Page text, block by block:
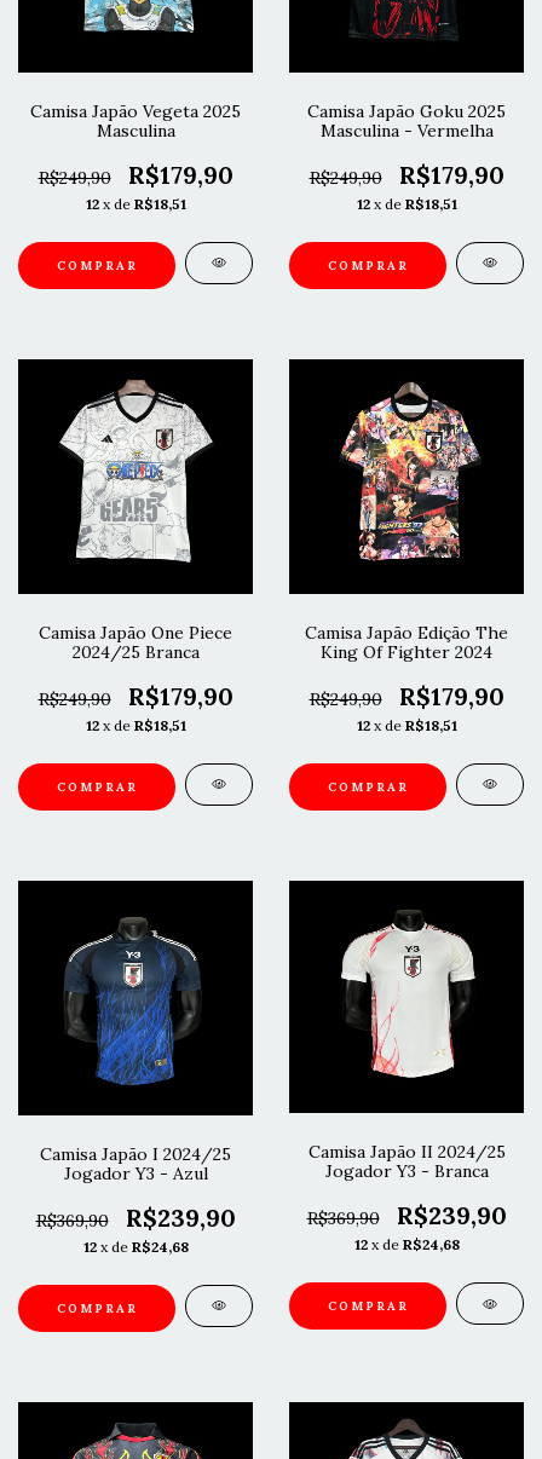
Camisa Japão Vegeta 2025
Masculina
R$249,90 R$179,90
12 x de R$18,51
COMPRAR
Camisa Japão Goku 2025
Masculina - Vermelha
R$249,90 R$179,90
12 x de R$18,51
COMPRAR
Camisa Japão One Piece
2024/25 Branca
R$249,90 R$179,90
12 x de R$18,51
COMPRAR
Camisa Japão Edição The
King Of Fighter 2024
R$249,90 R$179,90
12 x de R$18,51
COMPRAR
Camisa Japão I 2024/25
Jogador Y3 - Azul
R$369,90 R$239,90
12 x de R$24,68
COMPRAR
Camisa Japão II 2024/25
Jogador Y3 - Branca
R$369,90 R$239,90
12 x de R$24,68
COMPRAR